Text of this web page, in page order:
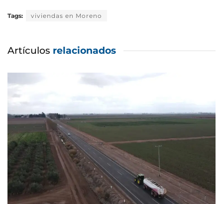
Tags: viviendas en Moreno
Artículos relacionados